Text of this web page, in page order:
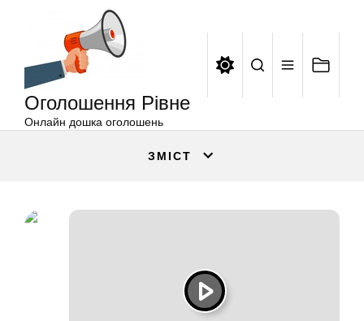
Оголошення Рівне
Онлайн дошка оголошень
ЗМІСТ